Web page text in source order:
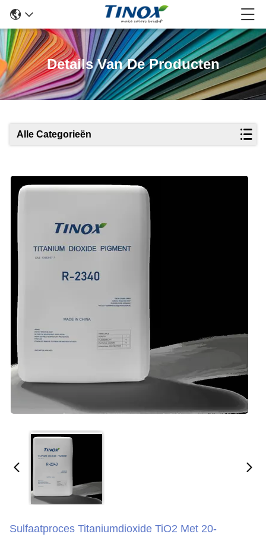
Details Van De Producten
Alle Categorieën
Sulfaatproces Titaniumdioxide TiO2 Met 20-